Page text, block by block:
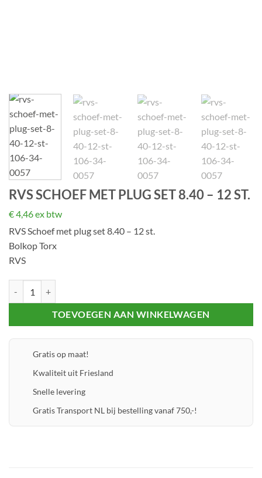
RVS SCHOEF MET PLUG SET 8.40 – 12 ST.
€4,46ex btw
RVS Schoef met plug set 8.40 – 12 st.
Bolkop Torx
RVS
TOEVOEGEN AAN WINKELWAGEN
Gratis op maat!
Kwaliteit uit Friesland
Snelle levering
Gratis Transport NL bij bestelling vanaf 750,-!